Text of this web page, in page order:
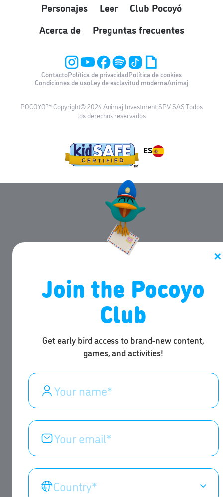
Personajes Leer
Club Pocoyó
Acerca de
Preguntas frecuentes
ContactoPolítica de privacidadPolítica de cookies
Condiciones de usoLey de esclavitud modernaAnimaj
POCOYO™ Copyright© 2024 Animaj Investment SPV SAS Todos
los derechos reservados
ES
✕
Join the Pocoyo
Club
Get early bird access to brand-new content,
games, and activities!